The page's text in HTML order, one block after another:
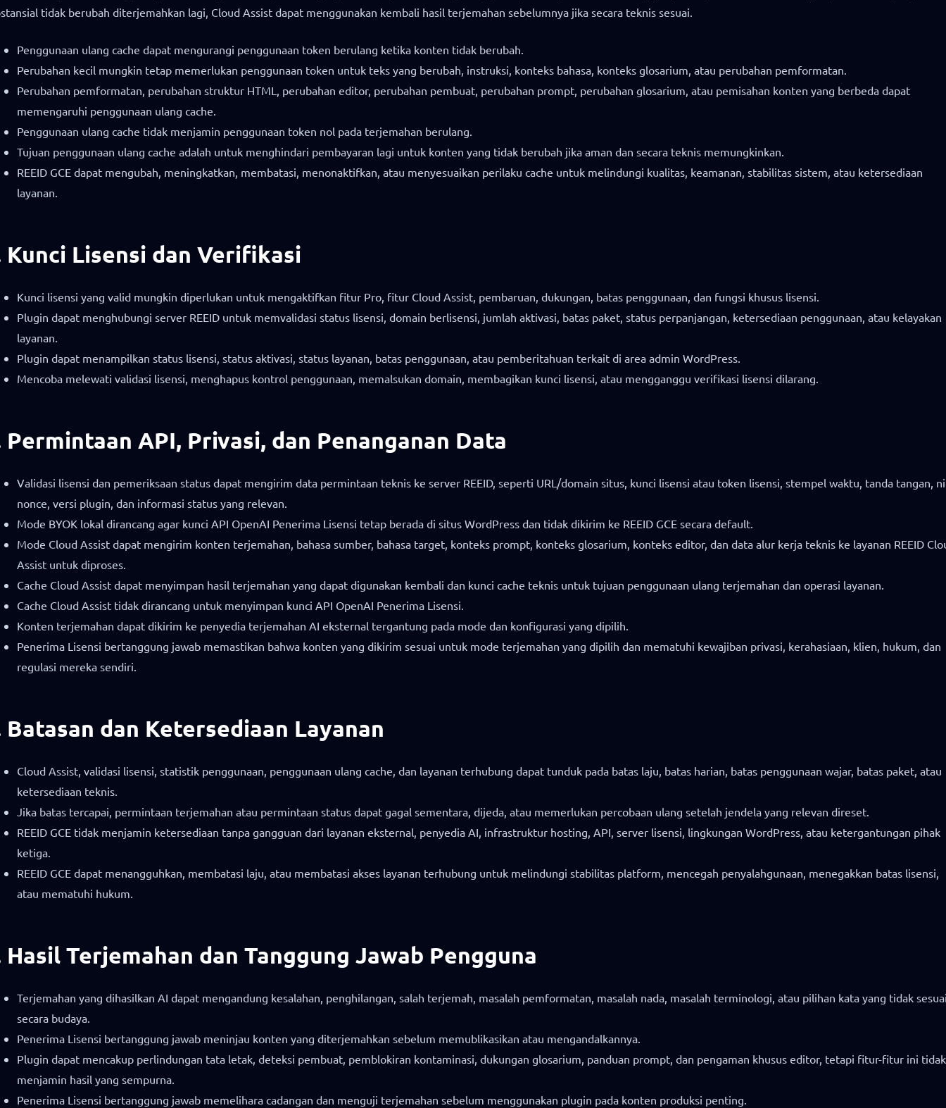
tidak berubah diterjemahkan lagi, Cloud Assist dapat menggunakan kembali hasil terjemahan sebelumnya jika secara teknis sesuai.
Penggunaan ulang cache dapat mengurangi penggunaan token berulang ketika konten tidak berubah.
Perubahan kecil mungkin tetap memerlukan penggunaan token untuk teks yang berubah, instruksi, konteks bahasa, konteks glosarium, atau perubahan pemformatan.
Perubahan pemformatan, perubahan struktur HTML, perubahan editor, perubahan pembuat, perubahan prompt, perubahan glosarium, atau pemisahan konten yang berbeda dapat
memengaruhi penggunaan ulang cache.
Penggunaan ulang cache tidak menjamin penggunaan token nol pada terjemahan berulang.
Tujuan penggunaan ulang cache adalah untuk menghindari pembayaran lagi untuk konten yang tidak berubah jika aman dan secara teknis memungkinkan.
REEID GCE dapat mengubah, meningkatkan, membatasi, menonaktifkan, atau menyesuaikan perilaku cache untuk melindungi kualitas, keamanan, stabilitas sistem, atau ketersediaan
layanan.
Kunci Lisensi dan Verifikasi
Kunci lisensi yang valid mungkin diperlukan untuk mengaktifkan fitur Pro, fitur Cloud Assist, pembaruan, dukungan, batas penggunaan, dan fungsi khusus lisensi.
Plugin dapat menghubungi server REEID untuk memvalidasi status lisensi, domain berlisensi, jumlah aktivasi, batas paket, status perpanjangan, ketersediaan penggunaan, atau kelayakan
layanan.
Plugin dapat menampilkan status lisensi, status aktivasi, status layanan, batas penggunaan, atau pemberitahuan terkait di area admin WordPress.
Mencoba melewati validasi lisensi, menghapus kontrol penggunaan, memalsukan domain, membagikan kunci lisensi, atau mengganggu verifikasi lisensi dilarang.
Permintaan API, Privasi, dan Penanganan Data
Validasi lisensi dan pemeriksaan status dapat mengirim data permintaan teknis ke server REEID, seperti URL/domain situs, kunci lisensi atau token lisensi, stempel waktu, tanda tangan,
nonce, versi plugin, dan informasi status yang relevan.
Mode BYOK lokal dirancang agar kunci API OpenAI Penerima Lisensi tetap berada di situs WordPress dan tidak dikirim ke REEID GCE secara default.
Mode Cloud Assist dapat mengirim konten terjemahan, bahasa sumber, bahasa target, konteks prompt, konteks glosarium, konteks editor, dan data alur kerja teknis ke layanan REEID
Assist untuk diproses.
Cache Cloud Assist dapat menyimpan hasil terjemahan yang dapat digunakan kembali dan kunci cache teknis untuk tujuan penggunaan ulang terjemahan dan operasi layanan.
Cache Cloud Assist tidak dirancang untuk menyimpan kunci API OpenAI Penerima Lisensi.
Konten terjemahan dapat dikirim ke penyedia terjemahan AI eksternal tergantung pada mode dan konfigurasi yang dipilih.
Penerima Lisensi bertanggung jawab memastikan bahwa konten yang dikirim sesuai untuk mode terjemahan yang dipilih dan mematuhi kewajiban privasi, kerahasiaan, klien, hukum, dan
regulasi mereka sendiri.
Batasan dan Ketersediaan Layanan
Cloud Assist, validasi lisensi, statistik penggunaan, penggunaan ulang cache, dan layanan terhubung dapat tunduk pada batas laju, batas harian, batas penggunaan wajar, batas paket, atau
ketersediaan teknis.
Jika batas tercapai, permintaan terjemahan atau permintaan status dapat gagal sementara, dijeda, atau memerlukan percobaan ulang setelah jendela yang relevan direset.
REEID GCE tidak menjamin ketersediaan tanpa gangguan dari layanan eksternal, penyedia AI, infrastruktur hosting, API, server lisensi, lingkungan WordPress, atau ketergantungan pihak
ketiga.
REEID GCE dapat menangguhkan, membatasi laju, atau membatasi akses layanan terhubung untuk melindungi stabilitas platform, mencegah penyalahgunaan, menegakkan batas lisensi,
atau mematuhi hukum.
Hasil Terjemahan dan Tanggung Jawab Pengguna
Terjemahan yang dihasilkan AI dapat mengandung kesalahan, penghilangan, salah terjemah, masalah pemformatan, masalah nada, masalah terminologi, atau pilihan kata yang tidak
secara budaya.
Penerima Lisensi bertanggung jawab meninjau konten yang diterjemahkan sebelum memublikasikan atau mengandalkannya.
Plugin dapat mencakup perlindungan tata letak, deteksi pembuat, pemblokiran kontaminasi, dukungan glosarium, panduan prompt, dan pengaman khusus editor, tetapi fitur-fitur ini tidak
menjamin hasil yang sempurna.
Penerima Lisensi bertanggung jawab memelihara cadangan dan menguji terjemahan sebelum menggunakan plugin pada konten produksi penting.